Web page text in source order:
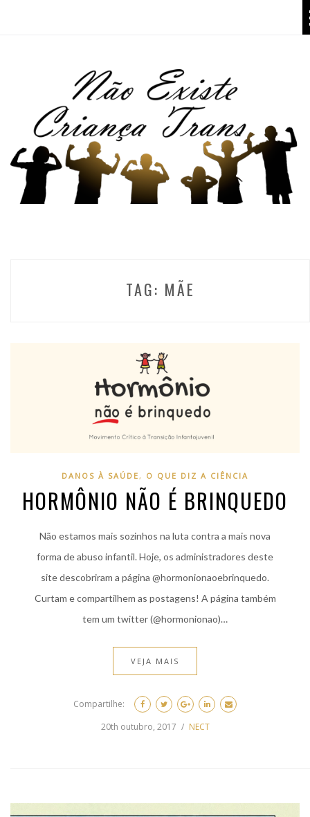
TAG: MÃE
DANOS À SAÚDE, O QUE DIZ A CIÊNCIA
HORMÔNIO NÃO É BRINQUEDO
Não estamos mais sozinhos na luta contra a mais nova
forma de abuso infantil. Hoje, os administradores deste
site descobriram a página @hormonionaoebrinquedo.
Curtam e compartilhem as postagens! A página também
tem um twitter (@hormonionao)…
VEJA MAIS
Compartilhe:
20th outubro, 2017
NECT